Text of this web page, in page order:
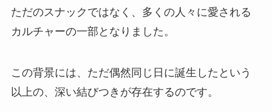
ただのスナックではなく、多くの人々に愛される
カルチャーの一部となりました。
この背景には、ただ偶然同じ日に誕生したという
以上の、深い結びつきが存在するのです。